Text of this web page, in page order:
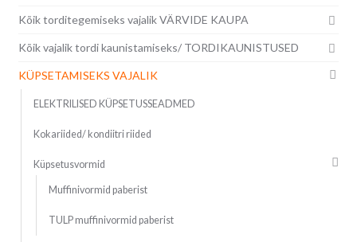
Kõik torditegemiseks vajalik VÄRVIDE KAUPA
Kõik vajalik tordi kaunistamiseks/ TORDIKAUNISTUSED
KÜPSETAMISEKS VAJALIK
ELEKTRILISED KÜPSETUSSEADMED
Kokariided/ kondiitri riided
Küpsetusvormid
Muffinivormid paberist
TULP muffinivormid paberist